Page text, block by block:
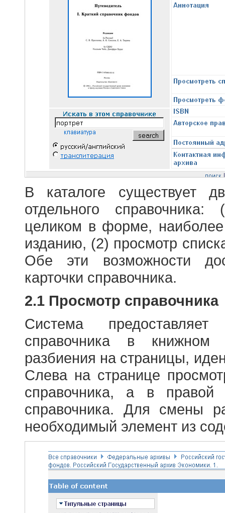
В каталоге существует
отдельного
целиком в форме,
изданию, (2) просмотр
Обе эти возможности
карточки справочника.
2.1 Просмотр справочника
Система
справочника в
разбиения на страницы,
Слева на странице
справочника, а в правой
справочника. Для смены
необходимый элемент из